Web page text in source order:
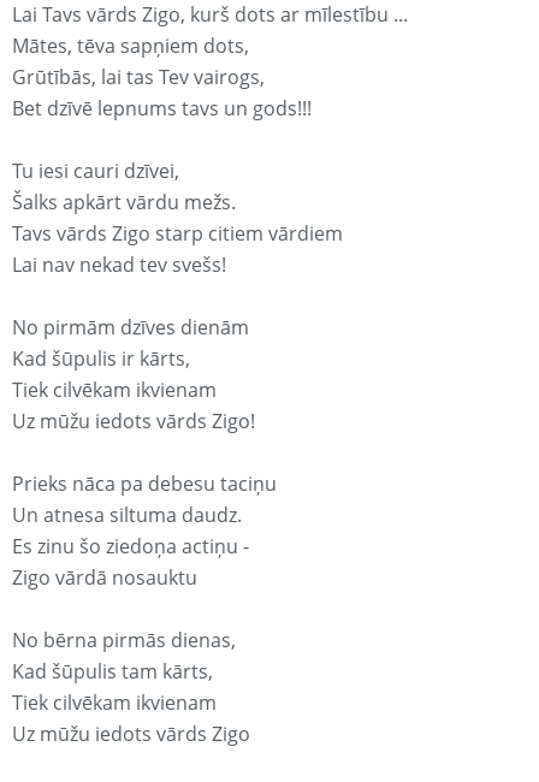
Lai Tavs vārds Zigo, kurš dots ar mīlestību ...
Mātes, tēva sapņiem dots,
Grūtībās, lai tas Tev vairogs,
Bet dzīvē lepnums tavs un gods!!!
Tu iesi cauri dzīvei,
Šalks apkārt vārdu mežs.
Tavs vārds Zigo starp citiem vārdiem
Lai nav nekad tev svešs!
No pirmām dzīves dienām
Kad šūpulis ir kārts,
Tiek cilvēkam ikvienam
Uz mūžu iedots vārds Zigo!
Prieks nāca pa debesu taciņu
Un atnesa siltuma daudz.
Es zinu šo ziedoņa actiņu -
Zigo vārdā nosauktu
No bērna pirmās dienas,
Kad šūpulis tam kārts,
Tiek cilvēkam ikvienam
Uz mūžu iedots vārds Zigo